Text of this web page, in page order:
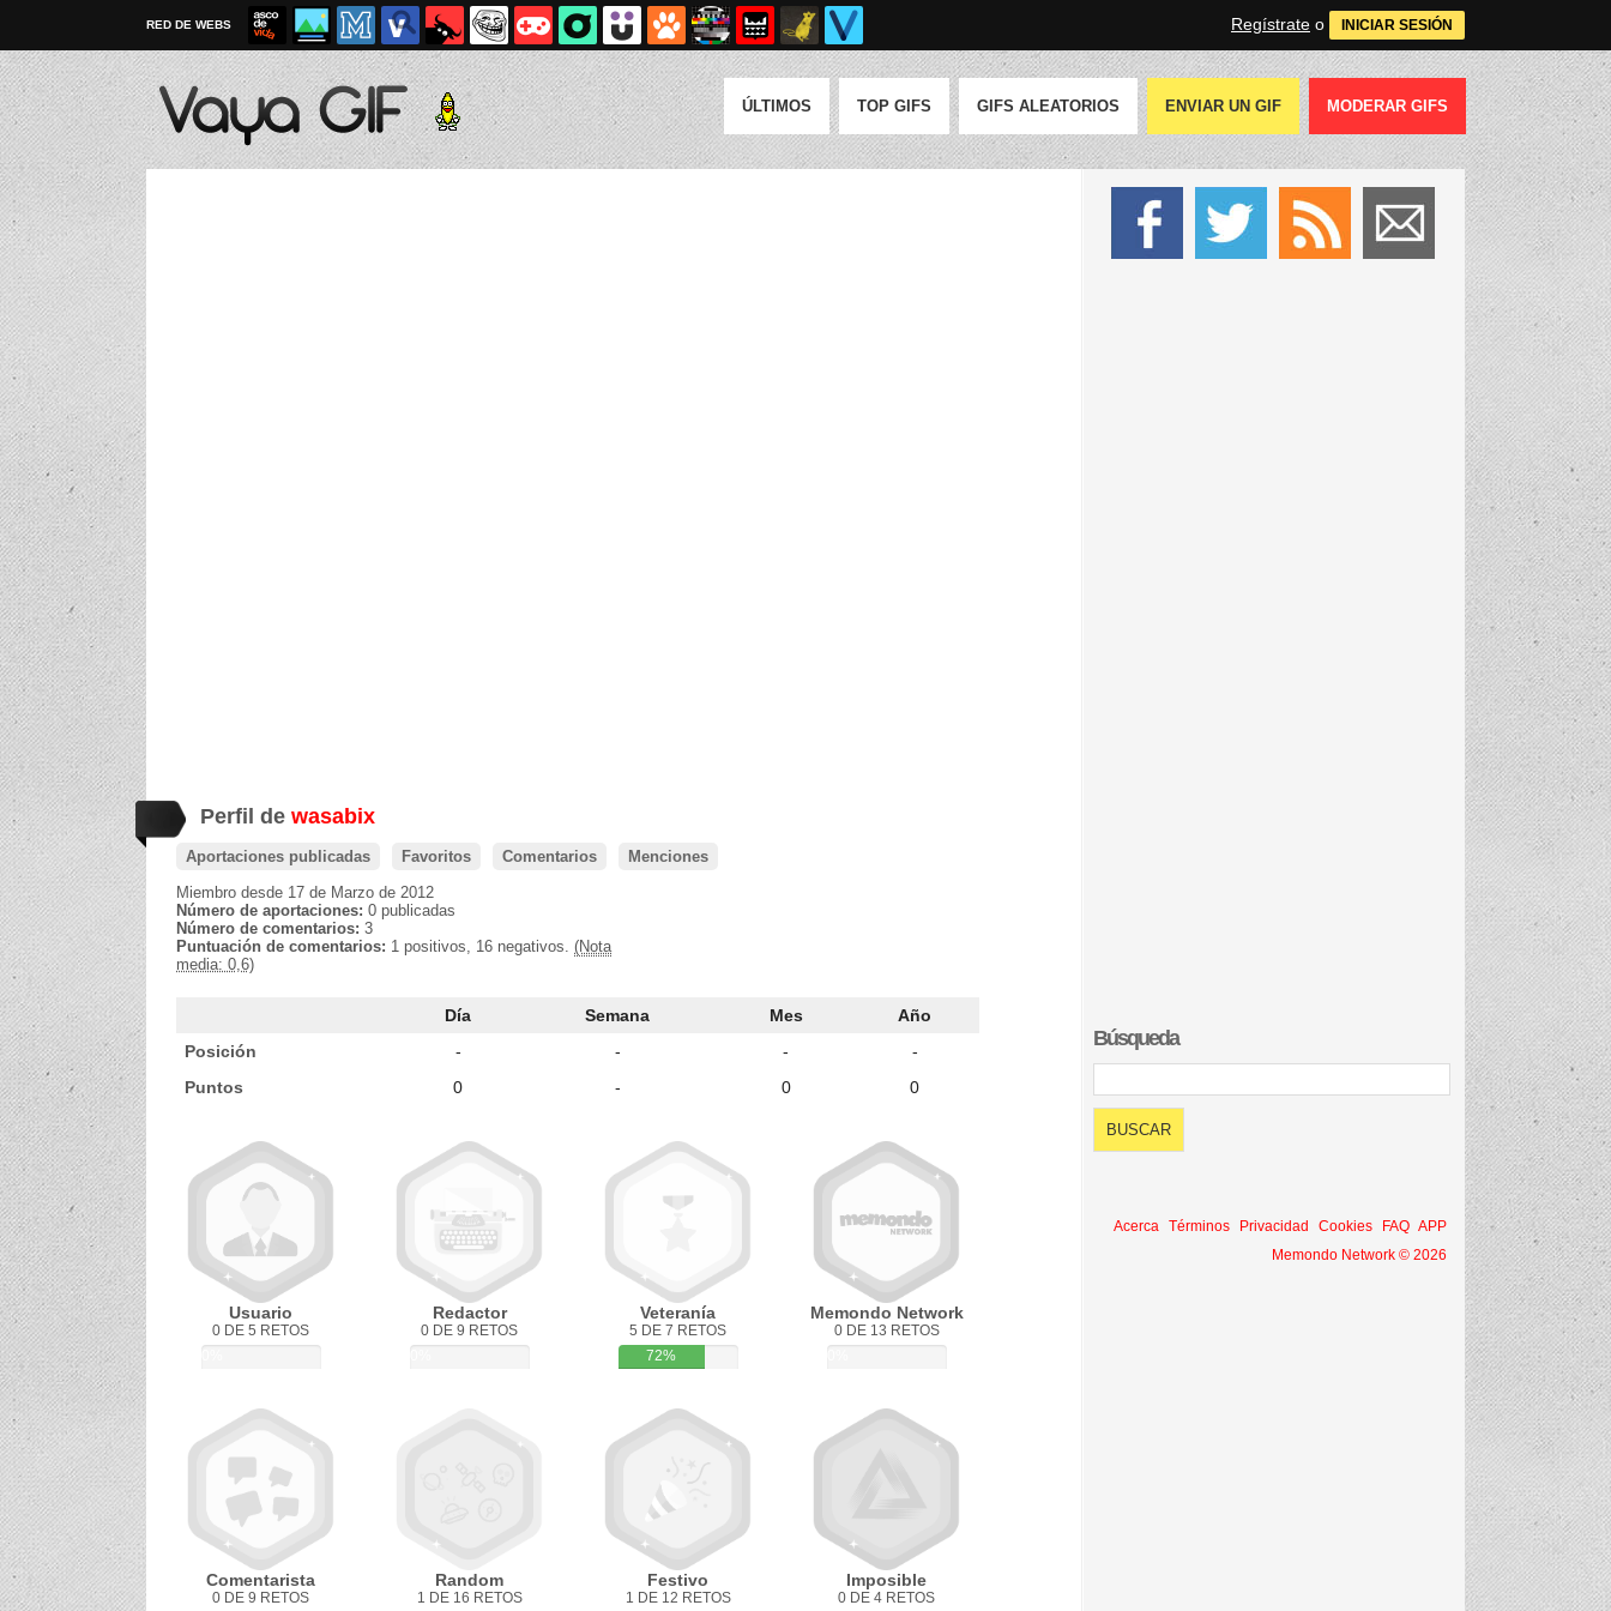
RED DE WEBS Regístrate o INICIAR SESIÓN
ÚLTIMOS TOP GIFS GIFS ALEATORIOS ENVIAR UN GIF MODERAR GIFS
Perfil de wasabix
Aportaciones publicadas Favoritos Comentarios
Menciones
Miembro desde 17 de Marzo de 2012
Número de aportaciones: 0 publicadas
Número de comentarios: 3
Puntuación de comentarios: 1 positivos, 16 negativos. (Nota
media: 0,6)
Día Semana Mes
Año
Posición
- - -
-
Puntos
0 - 0 0
Usuario
0 DE 5 RETOS
Redactor
0 DE 9 RETOS
Veteranía
5 DE 7 RETOS
72%
Memondo Network
0 DE 13 RETOS
Comentarista
0 DE 9 RETOS
Random
1 DE 16 RETOS
Festivo
1 DE 12 RETOS
Imposible
0 DE 4 RETOS
Búsqueda
Acerca Términos Privacidad Cookies FAQ APP
Memondo Network © 2026